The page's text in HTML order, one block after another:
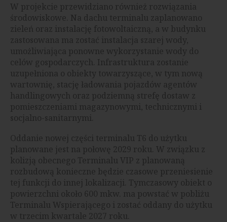
W projekcie przewidziano również rozwiązania
środowiskowe. Na dachu terminalu zaplanowano
zieleń oraz instalację fotowoltaiczną, a w budynku
zastosowana ma zostać instalacja szarej wody,
umożliwiająca ponowne wykorzystanie wody do
celów gospodarczych. Infrastruktura zostanie
uzupełniona o obiekty towarzyszące, w tym nową
wartownię, stację ładowania pojazdów agentów
handlingowych oraz podziemną strefę dostaw z
pomieszczeniami magazynowymi, technicznymi i
socjalno-sanitarnymi.
Oddanie nowej części terminalu T6 do użytku
planowane jest na połowę 2029 roku. W związku z
kolizją obecnego Terminalu VIP z planowaną
rozbudową konieczne będzie czasowe przeniesienie
tej funkcji do innej lokalizacji. Tymczasowy obiekt o
powierzchni około 600 mkw. ma powstać w pobliżu
Terminalu Wspierającego i zostać oddany do użytku
w trzecim kwartale 2027 roku.